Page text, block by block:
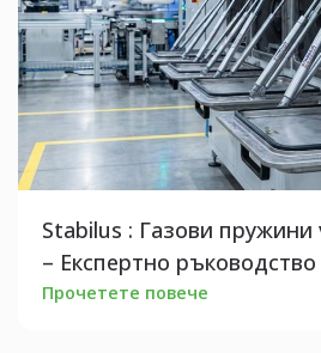
Stabilus : Газови
– Експертно ръководство
Прочетете повече